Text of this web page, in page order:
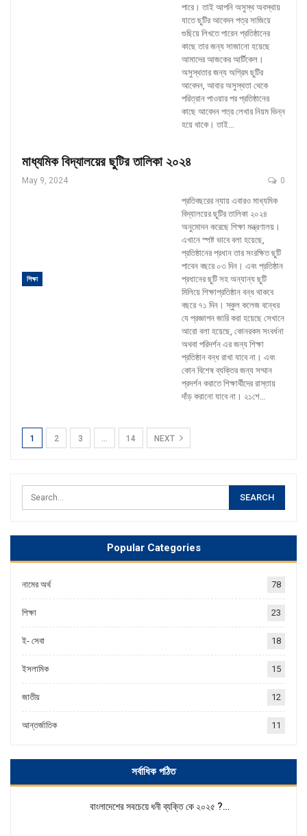
পারে। তাই আপনি অসুস্থ অবস্থায়
যাতে ছুটির আবেদন পত্র সাজিয়ে
গুছিয়ে লিখতে পারেন প্রতিষ্ঠানের
কাছে তার জন্য সাজানো হয়েছে
আমাদের আজকের আর্টিকেল।
অসুস্থতার জন্য অগ্রিম ছুটির
আবেদন, আবার অসুস্থতা থেকে
পরিত্রান পাওয়ার পর প্রতিষ্ঠানের
কাছে আবেদন পত্র লেখার নিয়ম ভিন্ন
হয়ে থাকে। তাই…
মাধ্যমিক বিদ্যালয়ের ছুটির তালিকা ২০২৪
May 9, 2024 0
শিক্ষা
প্রতিবছরের ন্যায় এবারও মাধ্যমিক
বিদ্যালয়ের ছুটির তালিকা ২০২৪
অনুমোদন করেছে শিক্ষা মন্ত্রণালয়।
এখানে স্পষ্ট ভাবে বলা হয়েছে,
প্রতিষ্ঠানের প্রধান তার সংরক্ষিত ছুটি
পাবেন বছরে ০৩ দিন। এবং প্রতিষ্ঠান
প্রধানের ছুটি সহ অন্যান্য ছুটি
মিলিয়ে শিক্ষাপ্রতিষ্ঠান বন্ধ থাকবে
বছরে ৭১ দিন। স্কুল কলেজ বন্ধের
যে প্রজ্ঞাপন জারি করা হয়েছে সেখানে
আরো বলা হয়েছে, কোনরকম সংবর্ধনা
অথবা পরিদর্শন এর জন্য শিক্ষা
প্রতিষ্ঠান বন্ধ রাখা যাবে না। এবং
কোন বিশেষ ব্যক্তির জন্য সম্মান
প্রদর্শন করাতে শিক্ষার্থীদের রাস্তায়
দাঁড় করানো যাবে না। ২১শে…
1 2 3 … 14 NEXT
Popular Categories
নামের অর্থ 78
শিক্ষা 23
ই- সেবা 18
ইসলামিক 15
জাতীয় 12
আন্তর্জাতিক 11
সর্বাধিক পঠিত
বাংলাদেশের সবচেয়ে ধনী ব্যক্তি কে ২০২৫ ?…